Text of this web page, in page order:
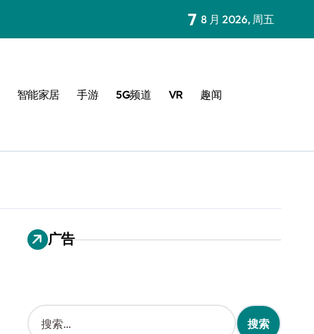
7 8 月 2026, 周五
智能家居 手游 5G频道 VR 趣闻
广告
搜
索